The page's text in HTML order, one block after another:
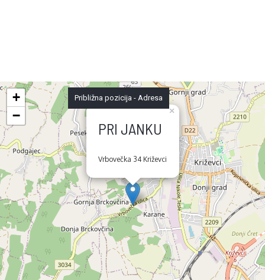
PRI JANKU
Vrbovečka 34 Križevci
×
+
−
Približna pozicija - Adresa